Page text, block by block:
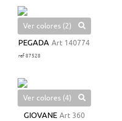
Ver colores (2)
PEGADA Art 140774
ref 87528
Ver colores (4)
GIOVANE Art 360